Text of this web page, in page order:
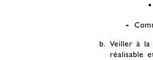
Veiller à
réalisable